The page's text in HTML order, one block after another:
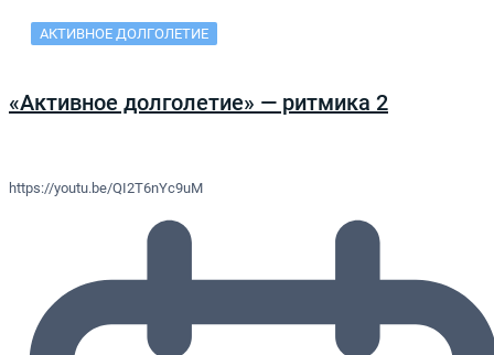
АКТИВНОЕ ДОЛГОЛЕТИЕ
«Активное долголетие» — ритмика 2
https://youtu.be/QI2T6nYc9uM